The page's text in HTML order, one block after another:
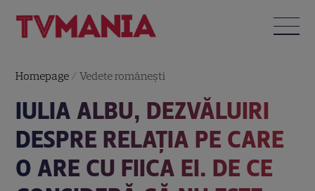
Homepage /Vedete româneşti
IULIA ALBU, DEZVĂLUIRI
DESPRE RELAȚIA PE CARE
O ARE CU FIICA EI. DE CE